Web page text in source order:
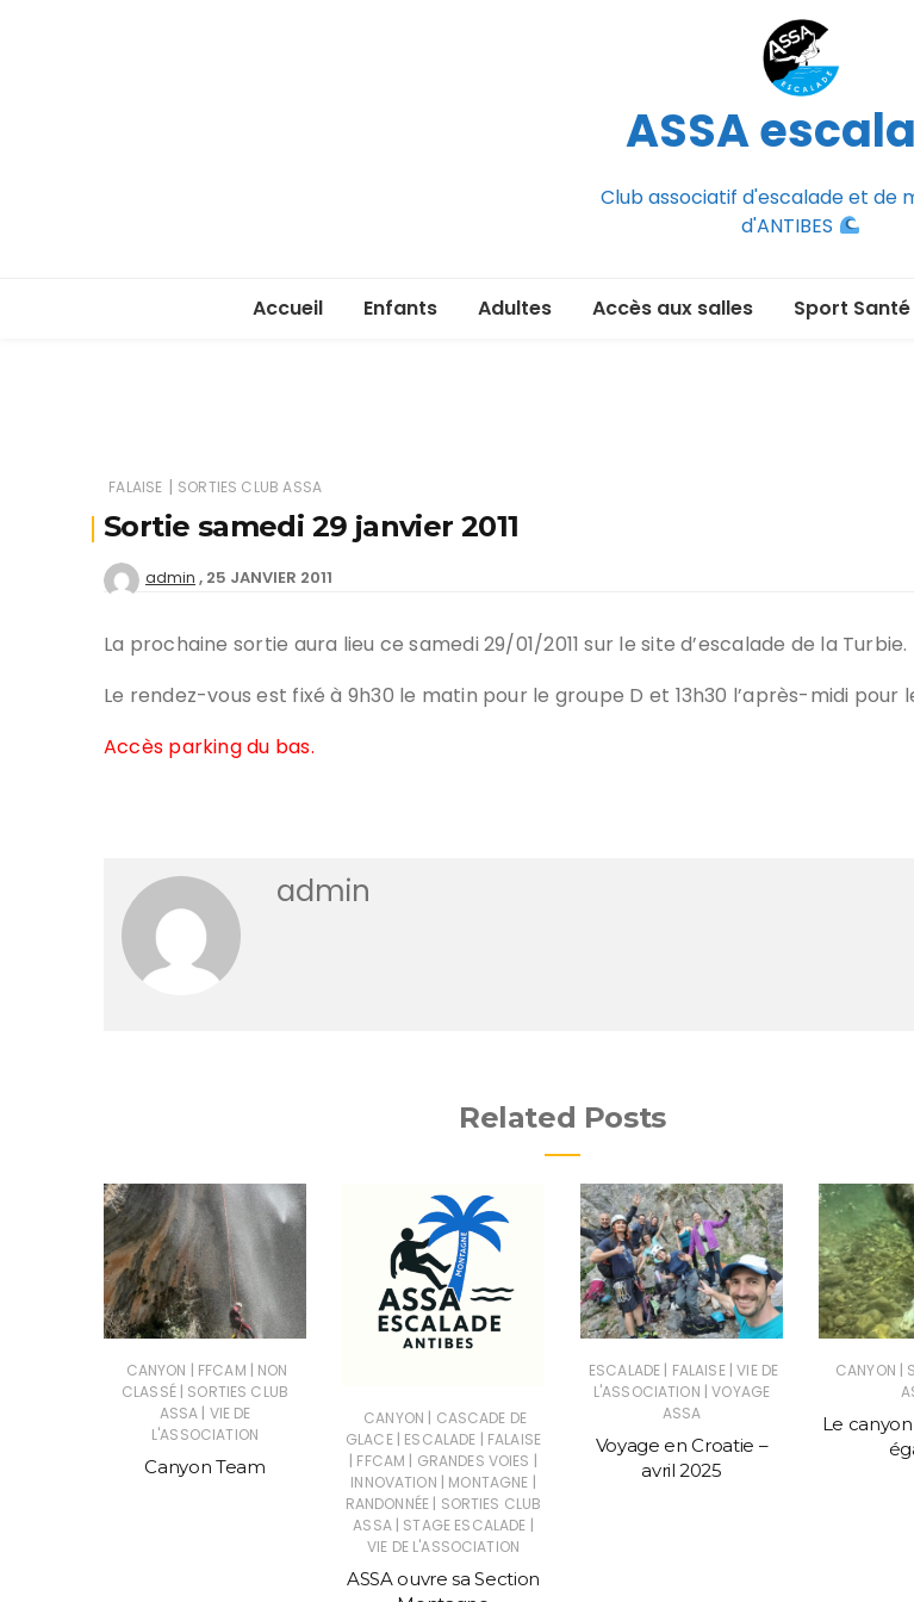
ASSA
Club associatif d'escalade et de
d'ANTIBES
Accueil Enfants Adultes
passeport
officiel sur Spond
Accès aux salles Sport
FALAISE | SORTIES CLUB ASSA
Sortie samedi 29 janvier 2011
admin 25 JANVIER 2011
La prochaine sortie aura lieu ce samedi 29/01/2011 sur le site d’escalade de la Turbie.
Le rendez-vous est fixé à 9h30 le matin pour le groupe D et 13h30 l’après-midi pour
Accès parking du bas.
admin
Related Posts
CANYON | FFCAM | NON
CLASSÉ | SORTIES CLUB
ASSA | VIE DE
L'ASSOCIATION
Canyon Team
CANYON | CASCADE DE
GLACE | ESCALADE | FALAISE
| FFCAM | GRANDES VOIES |
INNOVATION | MONTAGNE |
RANDONNÉE | SORTIES CLUB
ASSA | STAGE ESCALADE |
VIE DE L'ASSOCIATION
ASSA ouvre sa Section
ESCALADE | FALAISE | VIE DE
L'ASSOCIATION | VOYAGE
ASSA
Voyage en Croatie –
avril 2025
CANYON |
Le